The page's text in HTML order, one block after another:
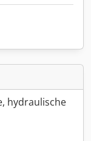
hydraulische